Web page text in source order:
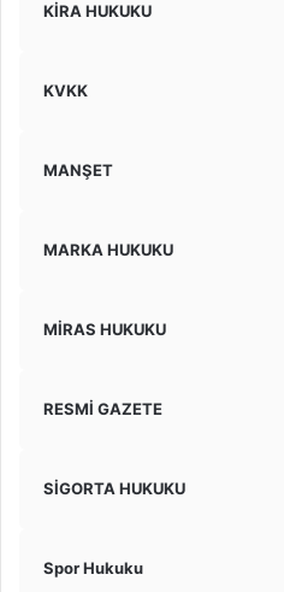
KİRA HUKUKU
KVKK
MANŞET
MARKA HUKUKU
MİRAS HUKUKU
RESMİ GAZETE
SİGORTA HUKUKU
Spor Hukuku